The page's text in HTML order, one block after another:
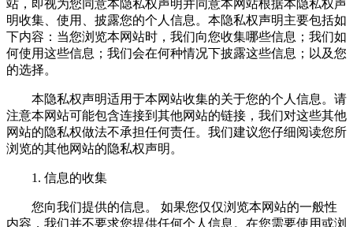
站，即视为您同意本隐私权声明并同意本网站根据本隐私权声
明收集、使用、披露您的个人信息。本隐私权声明主要包括如
下内容：当您浏览本网站时，我们向您收集哪些信息；我们如
何使用这些信息；我们会在何种情况下披露这些信息；以及您
的选择。
本隐私权声明适用于本网站收集的关于您的个人信息。请
注意本网站可能包含连接到其他网站的链接，我们对这些其他
网站的隐私权做法不承担任何责任。我们建议您仔细阅读您所
浏览的其他网站的隐私权声明。
1. 信息的收集
您向我们提供的信息。 如果您仅仅浏览本网站的一般性
内容，我们并不要求您提供任何个人信息。在您需要使用或浏